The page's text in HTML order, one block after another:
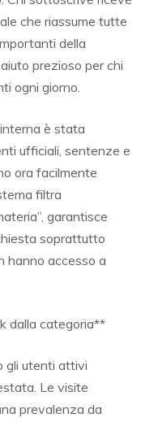
che riassume tutte
della
prezioso per chi
ogni giorno.
è stata
ufficiali, sentenze e
ora facilmente
filtra
garantisce
soprattutto
hanno accesso a
dalla categoria**
gli utenti attivi
Le visite
prevalenza da